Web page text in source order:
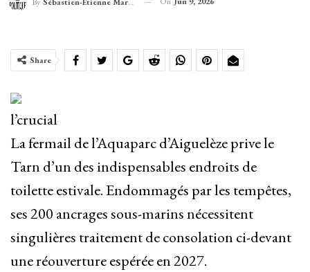
Share
l’crucial
La fermail de l’Aquaparc d’Aiguelèze prive le
Tarn d’un des indispensables endroits de
toilette estivale. Endommagés par les tempêtes,
ses 200 ancrages sous-marins nécessitent
singulières traitement de consolation ci-devant
une réouverture espérée en 2027.